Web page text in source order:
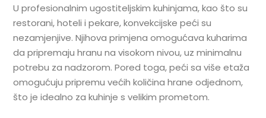
U profesionalnim ugostiteljskim kuhinjama, kao što su
restorani, hoteli i pekare, konvekcijske peći su
nezamjenjive. Njihova primjena omogućava kuharima
da pripremaju hranu na visokom nivou, uz minimalnu
potrebu za nadzorom. Pored toga, peći sa više etaža
omogućuju pripremu većih količina hrane odjednom,
što je idealno za kuhinje s velikim prometom.